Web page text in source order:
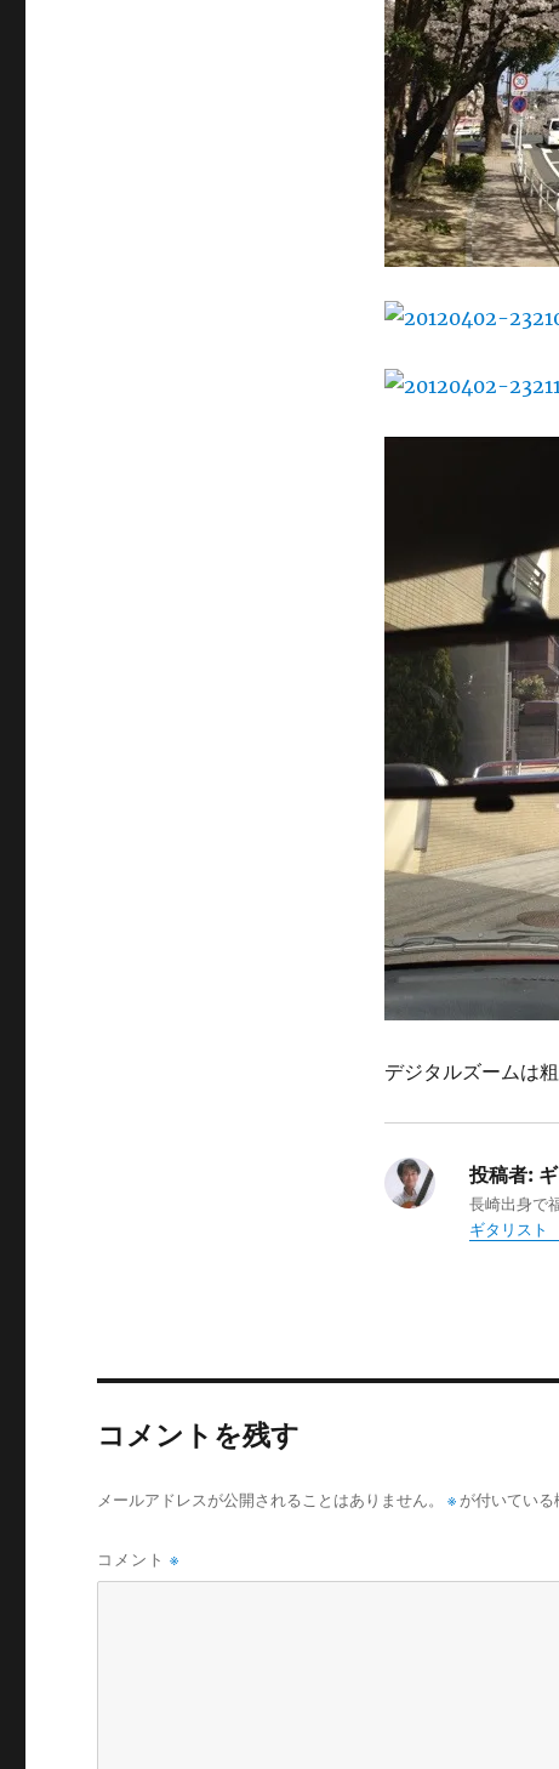
デジタルズームは
投稿者:ギ
長崎出身で
ギタリスト
コメントを残す
メールアドレスが公開されることはありません。 ※ が付いてい
コメント※